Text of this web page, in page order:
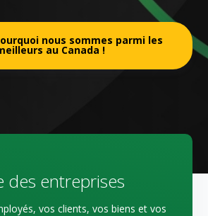
nous sommes parmi les
au Canada !
des entreprises
vos clients, vos biens et vos